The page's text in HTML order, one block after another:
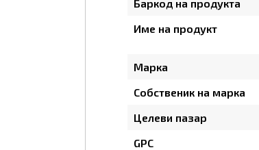
Баркод на продукта
Име на продукт
Марка
Собственик на марка
Целеви пазар
GPC